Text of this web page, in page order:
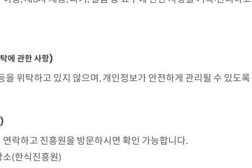
에 관한 사항)
위탁하고 있지 않으며, 개인정보가 안전하게 관리될 수 있도록
락하고 진흥원을 방문하시면 확인 가능합니다.
(한식진흥원)